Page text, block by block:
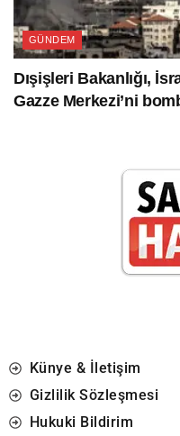
GÜNDEM
Dışişleri Bakanlığı,
Gazze Merkezi’ni
Künye & İletişim
Gizlilik Sözleşmesi
Hukuki Bildirim